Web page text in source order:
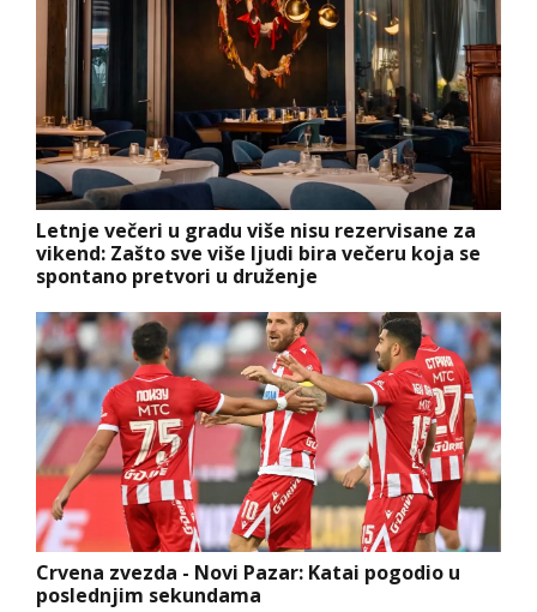
Letnje večeri u gradu više nisu rezervisane za
vikend: Zašto sve više ljudi bira večeru koja se
spontano pretvori u druženje
Crvena zvezda - Novi Pazar: Katai pogodio u
poslednjim sekundama